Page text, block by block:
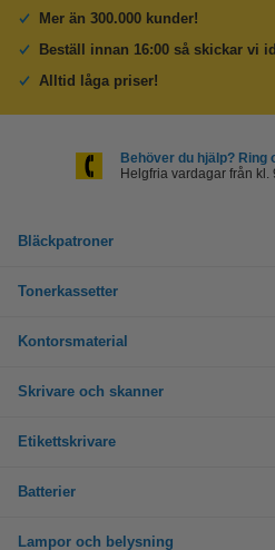
Mer än 300.000 kunder!
Beställ innan 16:00 så skickar vi
Alltid låga priser!
Behöver du hjälp? Ring
Helgfria vardagar från kl.
Bläckpatroner
Tonerkassetter
Kontorsmaterial
Skrivare och skanner
Etikettskrivare
Batterier
Lampor och belysning